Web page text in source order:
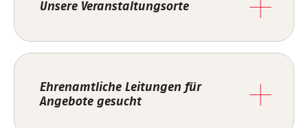
Unsere Veranstaltungsorte
Ehrenamtliche Leitungen für
Angebote gesucht